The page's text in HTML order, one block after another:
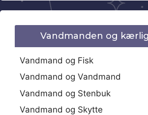
Vandmanden og
Vandmand og Fisk
Vandmand og Vandmand
Vandmand og Stenbuk
Vandmand og Skytte